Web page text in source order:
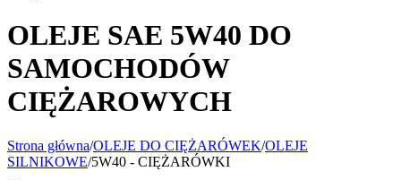
OLEJE SAE 5W40 DO
SAMOCHODÓW
CIĘŻAROWYCH
Strona główna/OLEJE DO CIĘŻARÓWEK/OLEJE
SILNIKOWE/5W40 - CIĘŻARÓWKI